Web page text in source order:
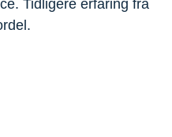
Tidligere erfaring fra